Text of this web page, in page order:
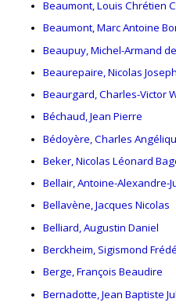
Beaumont, Louis Chrétien
Beaumont, Marc Antoine
Beaupuy, Michel-Armand
Beaurepaire, Nicolas Joseph
Beaurgard, Charles-Victor
Béchaud, Jean Pierre
Bédoyère, Charles
Beker, Nicolas Léonard
Bellair, Antoine-Alexandre-
Bellavène, Jacques Nicolas
Belliard, Augustin Daniel
Berckheim, Sigismond
Berge, François Beaudire
Bernadotte, Jean Baptiste